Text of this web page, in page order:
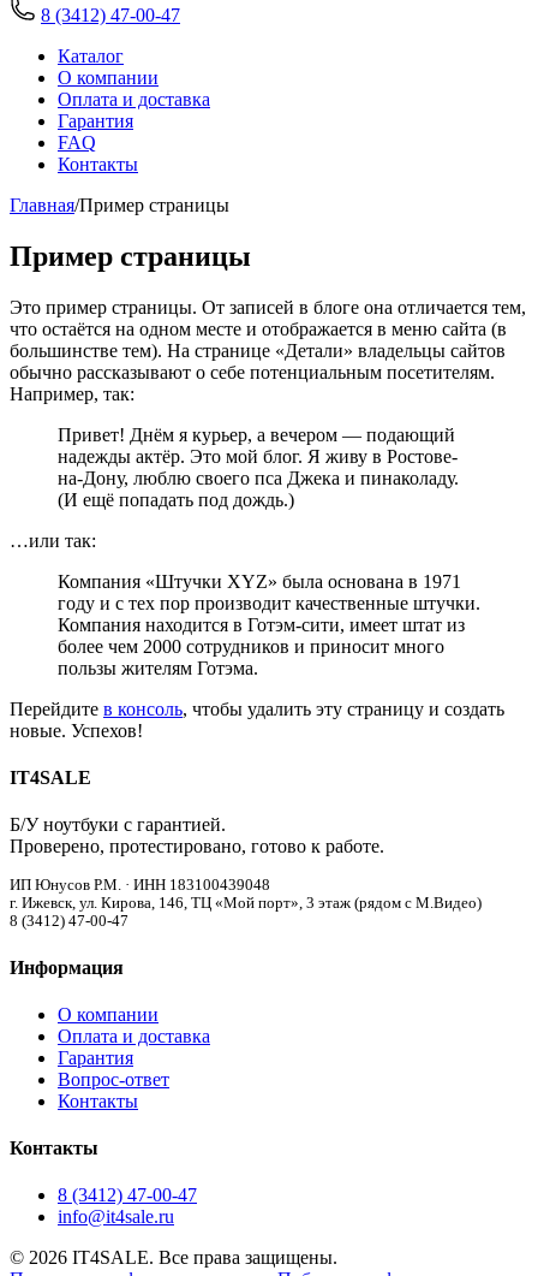
8 (3412) 47-00-47
Каталог
О компании
Оплата и доставка
Гарантия
FAQ
Контакты
Главная/Пример страницы
Пример страницы
Это пример страницы. От записей в блоге она отличается тем,
что остаётся на одном месте и отображается в меню сайта (в
большинстве тем). На странице «Детали» владельцы сайтов
обычно рассказывают о себе потенциальным посетителям.
Например, так:
Привет! Днём я курьер, а вечером — подающий
надежды актёр. Это мой блог. Я живу в Ростове-
на-Дону, люблю своего пса Джека и пинаколаду.
(И ещё попадать под дождь.)
…или так:
Компания «Штучки XYZ» была основана в 1971
году и с тех пор производит качественные штучки.
Компания находится в Готэм-сити, имеет штат из
более чем 2000 сотрудников и приносит много
пользы жителям Готэма.
Перейдите в консоль, чтобы удалить эту страницу и создать
новые. Успехов!
IT4SALE
Б/У ноутбуки с гарантией.
Проверено, протестировано, готово к работе.
ИП Юнусов Р.М. · ИНН 183100439048
г. Ижевск, ул. Кирова, 146, ТЦ «Мой порт», 3 этаж (рядом с М.Видео)
8 (3412) 47-00-47
Информация
О компании
Оплата и доставка
Гарантия
Вопрос-ответ
Контакты
Контакты
8 (3412) 47-00-47
info@it4sale.ru
© 2026 IT4SALE. Все права защищены.